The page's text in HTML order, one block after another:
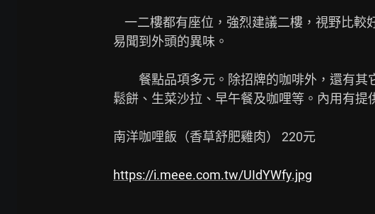
易聞到外頭的異味。
餐點品項多元。除招牌的咖啡外，還有其
鬆餅、生菜沙拉、早午餐及咖哩等。內用有提
南洋咖哩飯（香草舒肥雞肉） 220元
https://i.meee.com.tw/UIdYWfy.jpg